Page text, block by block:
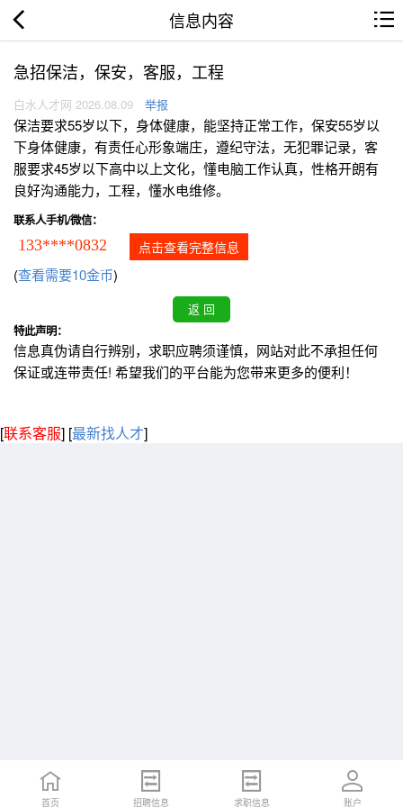
信息内容
急招保洁，保安，客服，工程
白水人才网 2026.08.09 举报
保洁要求55岁以下，身体健康，能坚持正常工作，保安55岁以
下身体健康，有责任心形象端庄，遵纪守法，无犯罪记录，客
服要求45岁以下高中以上文化，懂电脑工作认真，性格开朗有
良好沟通能力，工程，懂水电维修。
联系人手机/微信：
133****0832 点击查看完整信息
(查看需要10金币)
特此声明：
信息真伪请自行辨别，求职应聘须谨慎，网站对此不承担任何
保证或连带责任! 希望我们的平台能为您带来更多的便利！
[联系客服] [最新找人才]
首页 招聘信息 求职信息 账户